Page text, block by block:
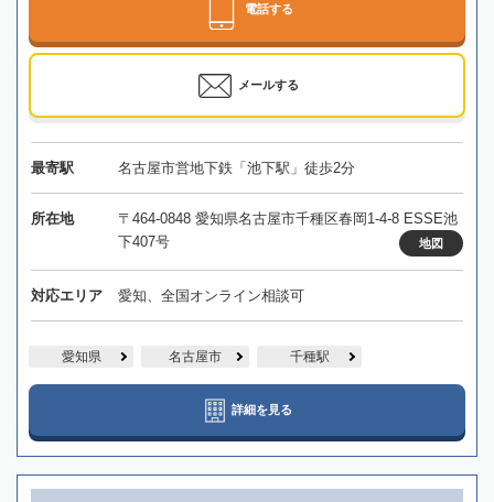
電話する
メールする
最寄駅 名古屋市営地下鉄「池下駅」徒歩2分
所在地
〒464-0848 愛知県名古屋市千種区春岡1-4-8 ESSE池
下407号
地図
対応エリア 愛知、全国オンライン相談可
愛知県 名古屋市 千種駅
詳細を見る